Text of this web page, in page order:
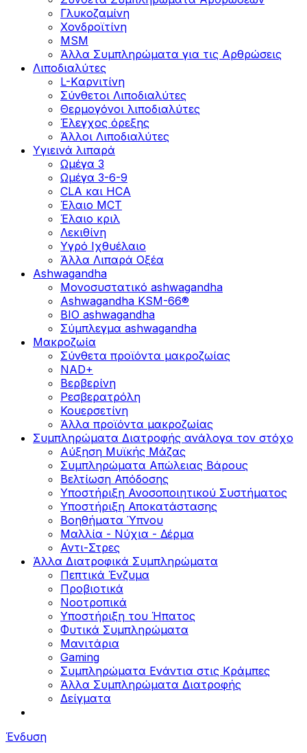
Γλυκοζαμίνη
Χονδροϊτίνη
MSM
Άλλα Συμπληρώματα για τις Αρθρώσεις
Λιποδιαλύτες
L-Kαρνιτίνη
Σύνθετοι Λιποδιαλύτες
Θερμογόνοι λιποδιαλύτες
Έλεγχος όρεξης
Άλλοι Λιποδιαλύτες
Υγιεινά λιπαρά
Ωμέγα 3
Ωμέγα 3-6-9
CLA και HCA
Έλαιο MCT
Έλαιο κριλ
Λεκιθίνη
Υγρό Ιχθυέλαιο
Άλλα Λιπαρά Οξέα
Ashwagandha
Μονοσυστατικό ashwagandha
Ashwagandha KSM-66®
BIO ashwagandha
Σύμπλεγμα ashwagandha
Μακροζωία
Σύνθετα προϊόντα μακροζωίας
NAD+
Βερβερίνη
Ρεσβερατρόλη
Κουερσετίνη
Άλλα προϊόντα μακροζωίας
Συμπληρώματα Διατροφής ανάλογα τον στόχο
Αύξηση Μυϊκής Μάζας
Συμπληρώματα Aπώλειας Βάρους
Βελτίωση Απόδοσης
Υποστήριξη Ανοσοποιητικού Συστήματος
Yποστήριξη Αποκατάστασης
Βοηθήματα Ύπνου
Μαλλία - Νύχια - Δέρμα
Αντι-Στρες
Άλλα Διατροφικά Συμπληρώματα
Πεπτικά Ένζυμα
Προβιοτικά
Νοοτροπικά
Υποστήριξη του Ήπατος
Φυτικά Συμπληρώματα
Μανιτάρια
Gaming
Συμπληρώματα Ενάντια στις Κράμπες
Άλλα Συμπληρώματα Διατροφής
Δείγματα
Ένδυση